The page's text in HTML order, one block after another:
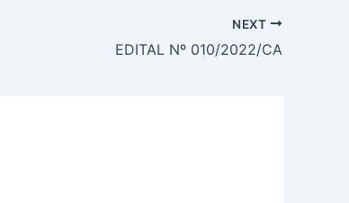
NEXT
EDITAL Nº 010/2022/CA